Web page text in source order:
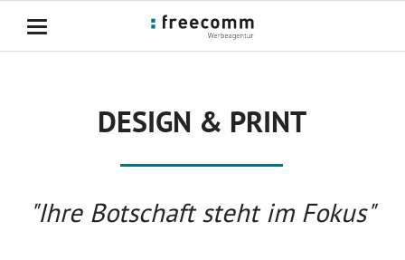
DESIGN & PRINT
"Ihre Botschaft steht im Fokus"